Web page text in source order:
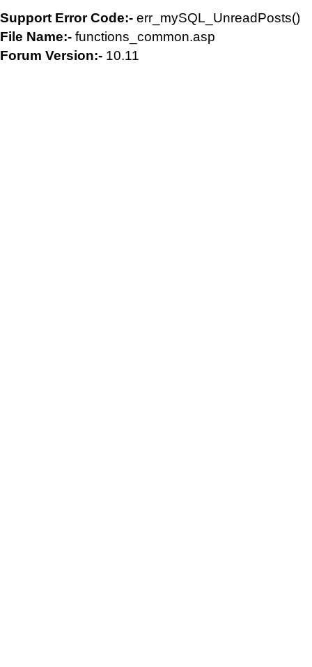
Support Error Code:- err_mySQL_UnreadPosts()
File Name:- functions_common.asp
Forum Version:- 10.11